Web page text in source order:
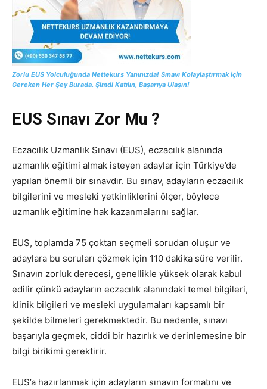
Zorlu EUS Yolculuğunda Nettekurs Yanınızda! Sınavı Kolaylaştırmak için
Gereken Her Şey Burada. Şimdi Katılın, Başarıya Ulaşın!
EUS Sınavı Zor Mu ?
Eczacılık Uzmanlık Sınavı (EUS), eczacılık alanında
uzmanlık eğitimi almak isteyen adaylar için Türkiye’de
yapılan önemli bir sınavdır. Bu sınav, adayların eczacılık
bilgilerini ve mesleki yetkinliklerini ölçer, böylece
uzmanlık eğitimine hak kazanmalarını sağlar.
EUS, toplamda 75 çoktan seçmeli sorudan oluşur ve
adaylara bu soruları çözmek için 110 dakika süre verilir.
Sınavın zorluk derecesi, genellikle yüksek olarak kabul
edilir çünkü adayların eczacılık alanındaki temel bilgileri,
klinik bilgileri ve mesleki uygulamaları kapsamlı bir
şekilde bilmeleri gerekmektedir. Bu nedenle, sınavı
başarıyla geçmek, ciddi bir hazırlık ve derinlemesine bir
bilgi birikimi gerektirir.
EUS’a hazırlanmak için adayların sınavın formatını ve